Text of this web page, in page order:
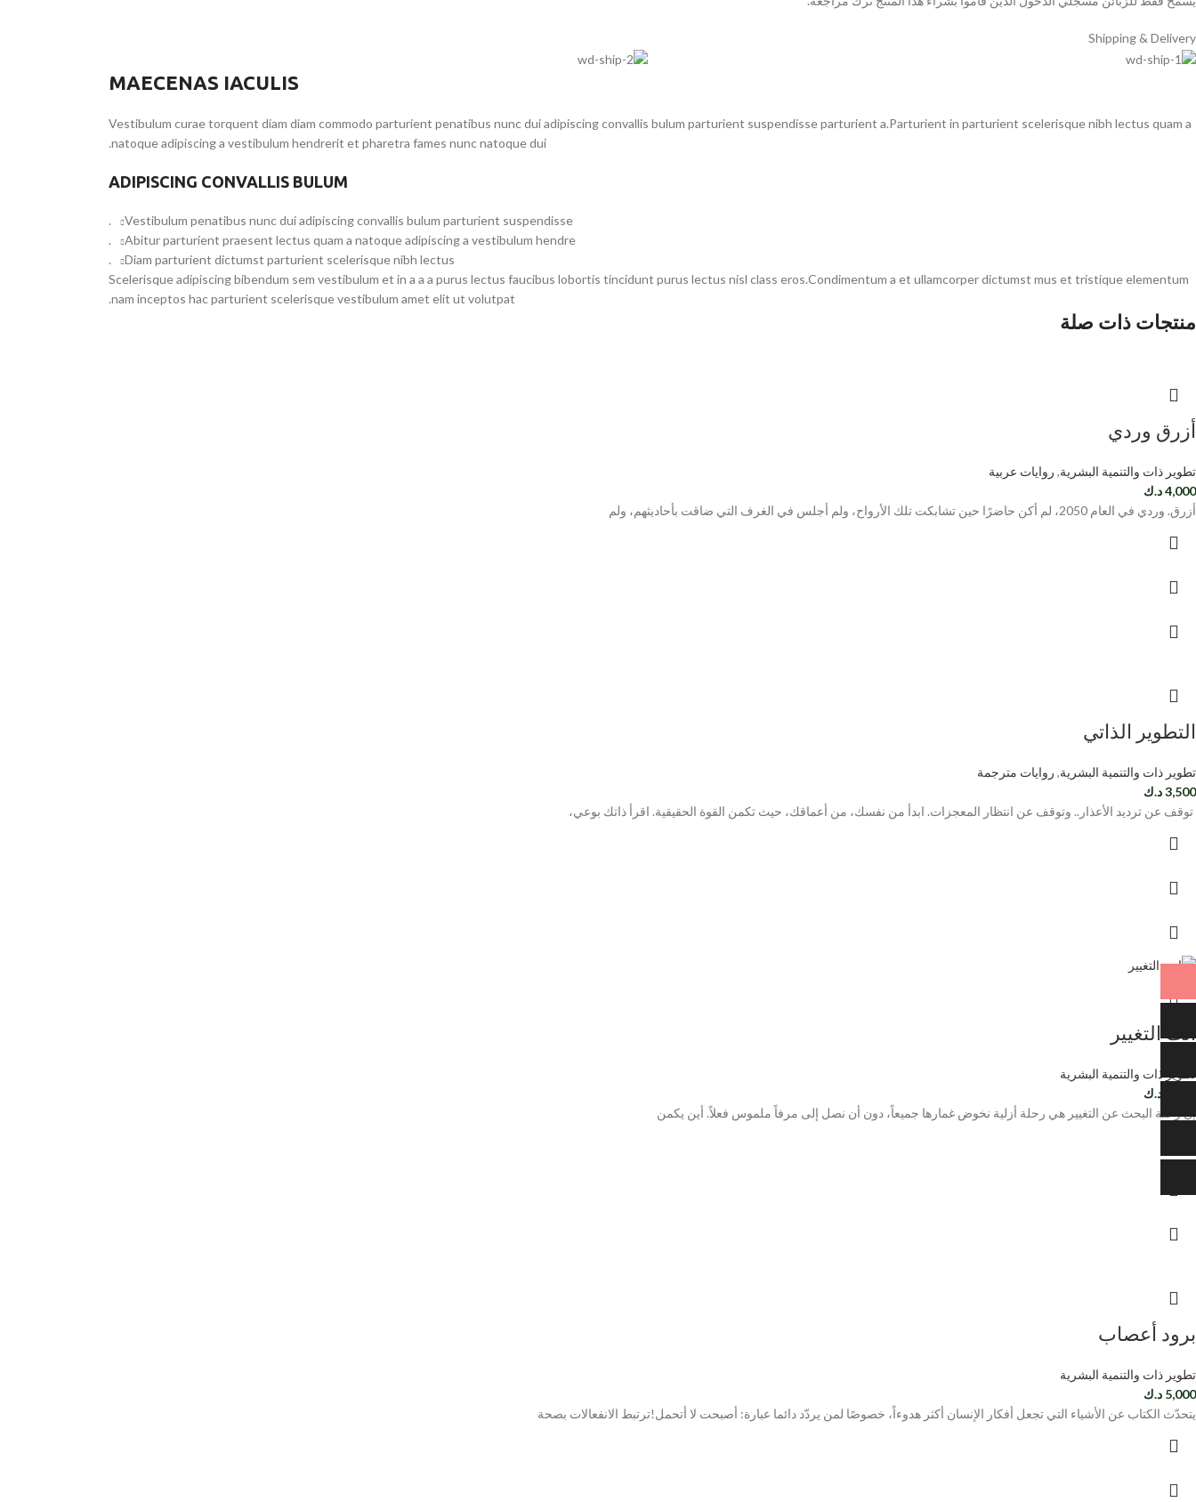
Shipping & Delivery
MAECENAS IACULIS
Vestibulum curae torquent diam diam commodo parturient penatibus nunc dui adipiscing convallis bulum parturient suspendisse parturient a.Parturient in parturient scelerisque nibh lectus quam a
natoque adipiscing a vestibulum hendrerit et pharetra fames nunc natoque dui.
ADIPISCING CONVALLIS BULUM
Vestibulum penatibus nunc dui adipiscing convallis bulum parturient suspendisse.
Abitur parturient praesent lectus quam a natoque adipiscing a vestibulum hendre.
Diam parturient dictumst parturient scelerisque nibh lectus.
Scelerisque adipiscing bibendum sem vestibulum et in a a a purus lectus faucibus lobortis tincidunt purus lectus nisl class eros.Condimentum a et ullamcorper dictumst mus et tristique elementum
nam inceptos hac parturient scelerisque vestibulum amet elit ut volutpat.
منتجات ذات صلة
أزرق وردي
تطوير ذات والتنمية البشرية, روايات عربية
4,000د.ك
أزرق. وردي في العام 2050، لم أكن حاضرًا حين تشابكت تلك الأرواح، ولم أجلس في الغرف التي ضاقت بأحاديثهم، ولم
التطوير الذاتي
تطوير ذات والتنمية البشرية, روايات مترجمة
3,500د.ك
توقف عن ترديد الأعذار.. وتوقف عن انتظار المعجزات. ابدأ من نفسك، من أعماقك، حيث تكمن القوة الحقيقية. اقرأ ذاتك بوعي،
انت التغيير
تطوير ذات والتنمية البشرية
د.ك
إن رحلة البحث عن التغيير هي رحلة أزلية نخوض غمارها جميعاً، دون أن نصل إلى مرفاً ملموس فعلاً. أين يكمن
برود أعصاب
تطوير ذات والتنمية البشرية
5,000 د.ك
يتحدّث الكتاب عن الأشياء التي تجعل أفكار الإنسان أكثر هدوءاً، خصوصًا لمن يردّد دائما عبارة: أصبحت لا أتحمل!ترتبط الانفعالات بصحة